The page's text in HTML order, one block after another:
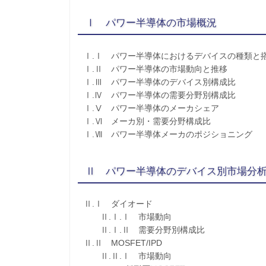
Ⅰ パワー半導体の市場概況
Ⅰ.Ⅰ パワー半導体におけるデバイスの種類と
Ⅰ.Ⅱ パワー半導体の市場動向と推移
Ⅰ.Ⅲ パワー半導体のデバイス別構成比
Ⅰ.Ⅳ パワー半導体の需要分野別構成比
Ⅰ.Ⅴ パワー半導体のメーカシェア
Ⅰ.Ⅵ メーカ別・需要分野構成比
Ⅰ.Ⅶ パワー半導体メーカのポジショニング
Ⅱ パワー半導体のデバイス別市場分
Ⅱ.Ⅰ ダイオード
Ⅱ.Ⅰ.Ⅰ 市場動向
Ⅱ.Ⅰ.Ⅱ 需要分野別構成比
Ⅱ.Ⅱ MOSFET/IPD
Ⅱ.Ⅱ.Ⅰ 市場動向